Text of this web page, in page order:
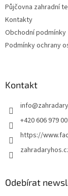
Půjčovna zahradní
Kontakty
Obchodní podmínky
Podmínky ochrany
Kontakt
info@
+420 606 979
https://
Odebírat